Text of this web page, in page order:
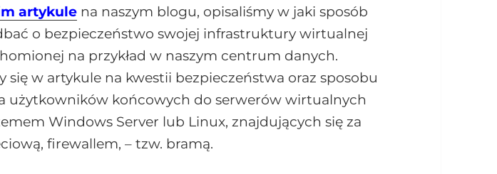
artykule na naszym blogu, opisaliśmy w jaki sposób
o bezpieczeństwo swojej infrastruktury wirtualnej
na przykład w naszym centrum danych.
się w artykule na kwestii bezpieczeństwa oraz sposobu
użytkowników końcowych do serwerów wirtualnych
Windows Server lub Linux, znajdujących się za
firewallem, – tzw. bramą.